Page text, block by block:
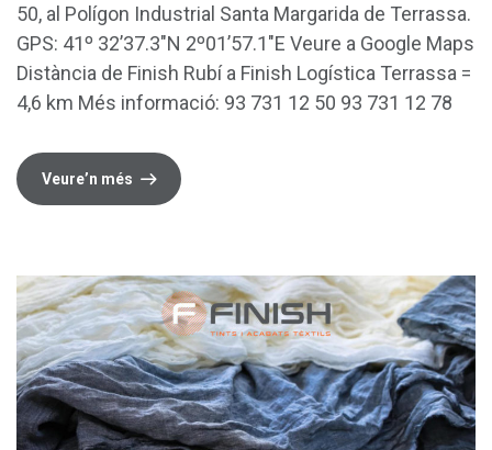
50, al Polígon Industrial Santa Margarida de Terrassa.
GPS: 41º 32’37.3″N 2º01’57.1″E Veure a Google Maps
Distància de Finish Rubí a Finish Logística Terrassa =
4,6 km Més informació: 93 731 12 50 93 731 12 78
Veure’n més